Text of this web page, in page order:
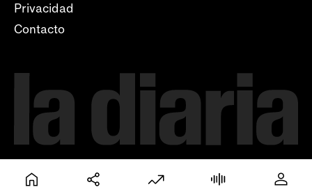
Privacidad
Contacto